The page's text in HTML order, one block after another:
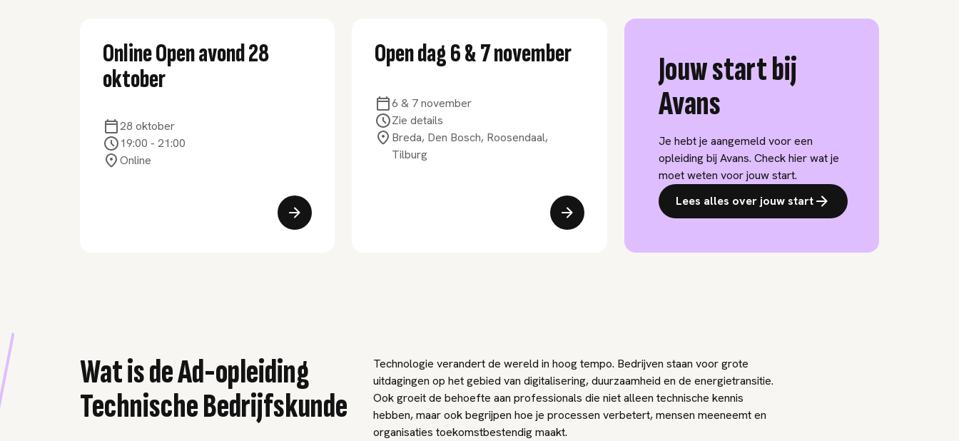
Online Open avond 28
oktober
28 oktober
19:00 - 21:00
Online
Open dag 6 & 7 november
6 & 7 november
Zie details
Breda, Den Bosch, Roosendaal,
Tilburg
Jouw start bij
Avans
Je hebt je aangemeld voor een
opleiding bij Avans. Check hier wat je
moet weten voor jouw start.
Lees alles over jouw start
Wat is de Ad-opleiding
Technische Bedrijfskunde
Technologie verandert de wereld in hoog tempo. Bedrijven staan voor grote
uitdagingen op het gebied van digitalisering, duurzaamheid en de energietransitie.
Ook groeit de behoefte aan professionals die niet alleen technische kennis
hebben, maar ook begrijpen hoe je processen verbetert, mensen meeneemt en
organisaties toekomstbestendig maakt.